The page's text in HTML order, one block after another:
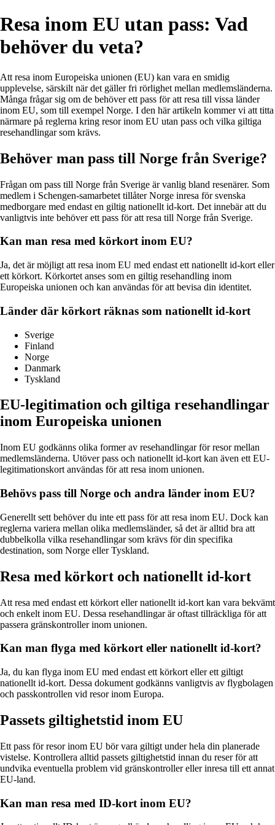
Resa inom EU utan pass: Vad
behöver du veta?
Att resa inom Europeiska unionen (EU) kan vara en smidig
upplevelse, särskilt när det gäller fri rörlighet mellan medlemsländerna.
Många frågar sig om de behöver ett pass för att resa till vissa länder
inom EU, som till exempel Norge. I den här artikeln kommer vi att titta
närmare på reglerna kring resor inom EU utan pass och vilka giltiga
resehandlingar som krävs.
Behöver man pass till Norge från Sverige?
Frågan om pass till Norge från Sverige är vanlig bland resenärer. Som
medlem i Schengen-samarbetet tillåter Norge inresa för svenska
medborgare med endast en giltig nationellt id-kort. Det innebär att du
vanligtvis inte behöver ett pass för att resa till Norge från Sverige.
Kan man resa med körkort inom EU?
Ja, det är möjligt att resa inom EU med endast ett nationellt id-kort eller
ett körkort. Körkortet anses som en giltig resehandling inom
Europeiska unionen och kan användas för att bevisa din identitet.
Länder där körkort räknas som nationellt id-kort
Sverige
Finland
Norge
Danmark
Tyskland
EU-legitimation och giltiga resehandlingar
inom Europeiska unionen
Inom EU godkänns olika former av resehandlingar för resor mellan
medlemsländerna. Utöver pass och nationellt id-kort kan även ett EU-
legitimationskort användas för att resa inom unionen.
Behövs pass till Norge och andra länder inom EU?
Generellt sett behöver du inte ett pass för att resa inom EU. Dock kan
reglerna variera mellan olika medlemsländer, så det är alltid bra att
dubbelkolla vilka resehandlingar som krävs för din specifika
destination, som Norge eller Tyskland.
Resa med körkort och nationellt id-kort
Att resa med endast ett körkort eller nationellt id-kort kan vara bekvämt
och enkelt inom EU. Dessa resehandlingar är oftast tillräckliga för att
passera gränskontroller inom unionen.
Kan man flyga med körkort eller nationellt id-kort?
Ja, du kan flyga inom EU med endast ett körkort eller ett giltigt
nationellt id-kort. Dessa dokument godkänns vanligtvis av flygbolagen
och passkontrollen vid resor inom Europa.
Passets giltighetstid inom EU
Ett pass för resor inom EU bör vara giltigt under hela din planerade
vistelse. Kontrollera alltid passets giltighetstid innan du reser för att
undvika eventuella problem vid gränskontroller eller inresa till ett annat
EU-land.
Kan man resa med ID-kort inom EU?